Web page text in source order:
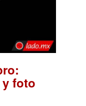
foto